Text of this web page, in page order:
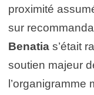
proximité
sur
Benatia s’était
soutien majeur